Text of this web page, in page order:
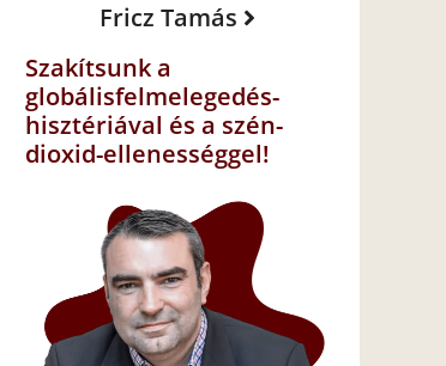
Fricz Tamás
Szakítsunk a
globálisfelmelegedés-
hisztériával és a szén-
dioxid-ellenességgel!